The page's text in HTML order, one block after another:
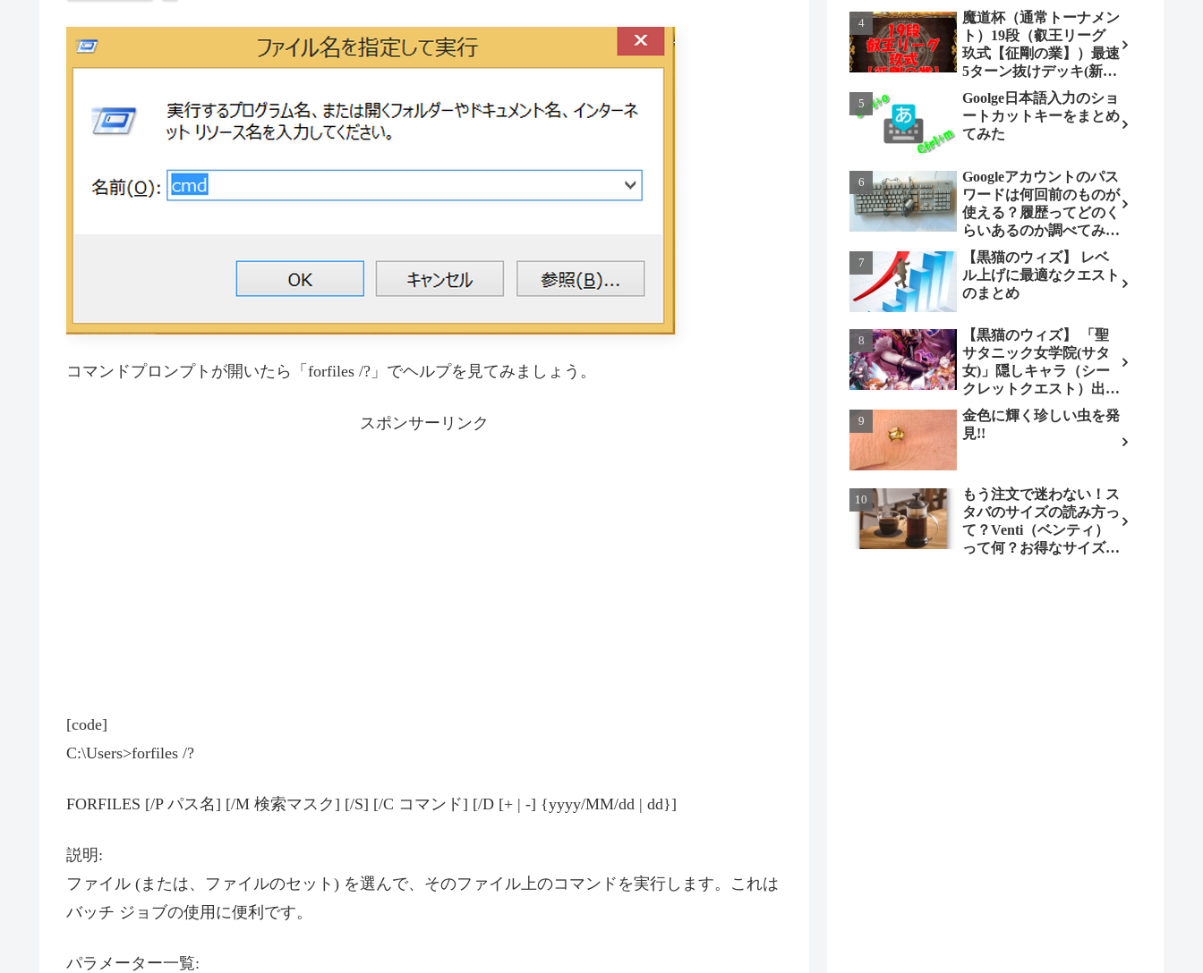
コマンドプロンプトが開いたら「forfiles /?」でヘルプを見てみましょう。
スポンサーリンク
[code]
C:\Users>forfiles /?
FORFILES [/P パス名] [/M 検索マスク] [/S] [/C コマンド] [/D [+ | -] {yyyy/MM/dd | dd}]
説明:
ファイル (または、ファイルのセット) を選んで、そのファイル上のコマンドを実行します。これは
バッチ ジョブの使用に便利です。
パラメーター一覧:
魔道杯（通常トーナメン
ト）19段（叡王リーグ
玖式【征剛の業】）最速
5ターン抜けデッキ(新パ
ターン)!
Goolge日本語入力のショ
ートカットキーをまとめ
てみた
Googleアカウントのパス
ワードは何回前のものが
使える？履歴ってどのく
らいあるのか調べてみま
した。
【黒猫のウィズ】 レベ
ル上げに最適なクエスト
のまとめ
【黒猫のウィズ】 「聖
サタニック女学院(サタ
女)」隠しキャラ（シー
クレットクエスト）出現
条件とは（ノーマル編）
金色に輝く珍しい虫を発
見!!
もう注文で迷わない！ス
タバのサイズの読み方っ
て？Venti（ベンティ）
って何？お得なサイズも